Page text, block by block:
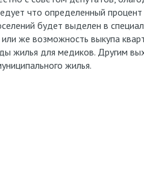
что определенный
будет выделен в
же возможность выкупа
жилья для медиков. Другим
жилья.